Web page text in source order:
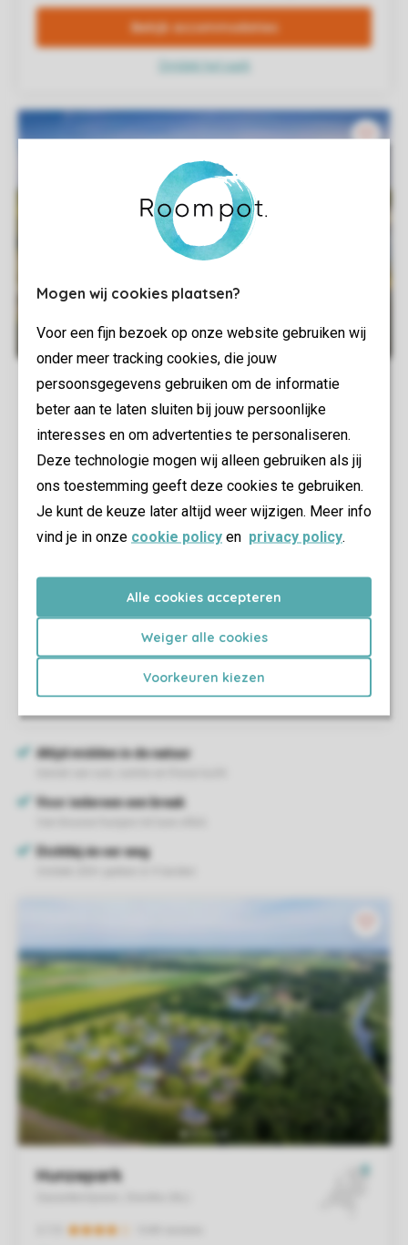
Mogen wij cookies plaatsen?
Voor een fijn bezoek op onze website gebruiken wij
onder meer tracking cookies, die jouw
persoonsgegevens gebruiken om de informatie
beter aan te laten sluiten bij jouw persoonlijke
interesses en om advertenties te personaliseren.
Deze technologie mogen wij alleen gebruiken als jij
ons toestemming geeft deze cookies te gebruiken.
Je kunt de keuze later altijd weer wijzigen. Meer info
vind je in onze cookie policy en privacy policy.
Alle cookies accepteren
Weiger alle cookies
Voorkeuren kiezen